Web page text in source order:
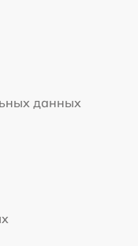
данных